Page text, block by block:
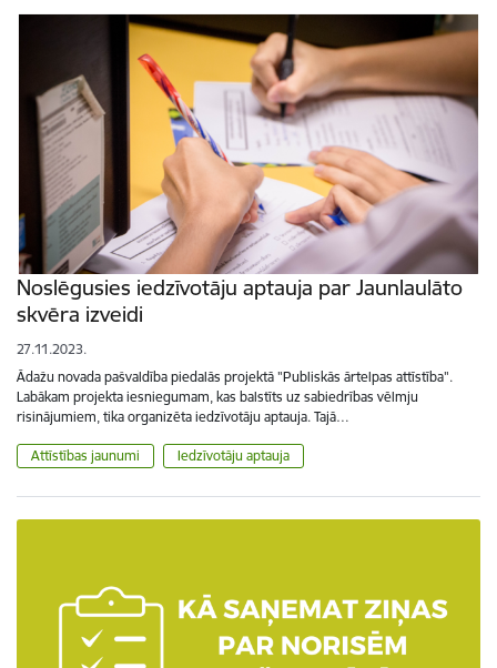
Noslēgusies iedzīvotāju aptauja par Jaunlaulāto
skvēra izveidi
27.11.2023.
Ādažu novada pašvaldība piedalās projektā "Publiskās ārtelpas attīstība".
Labākam projekta iesniegumam, kas balstīts uz sabiedrības vēlmju
risinājumiem, tika organizēta iedzīvotāju aptauja. Tajā…
Attīstības jaunumi Iedzīvotāju aptauja